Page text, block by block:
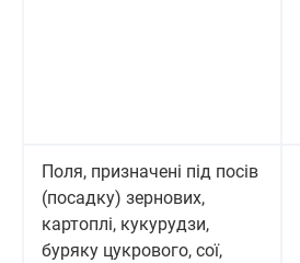
Поля, призначені під посів
(посадку) зернових,
картоплі, кукурудзи,
буряку цукрового, сої,